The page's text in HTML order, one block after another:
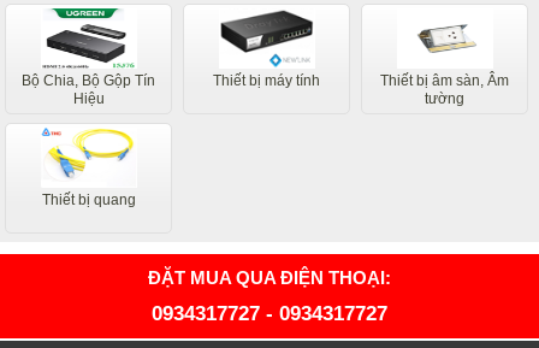
Bộ Chia, Bộ Gộp Tín
Hiệu
Thiết bị máy tính
Thiết bị âm sàn, Âm
tường
Thiết bị quang
ĐẶT MUA QUA ĐIỆN THOẠI:
0934317727 - 0934317727